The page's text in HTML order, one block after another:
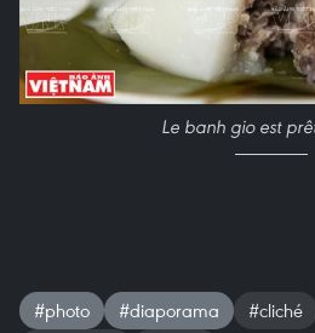
Le banh gio est
#photo #diaporama #cliché